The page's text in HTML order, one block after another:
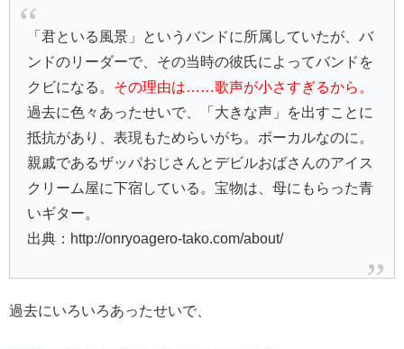
「君といる風景」というバンドに所属していたが、バ
ンドのリーダーで、その当時の彼氏によってバンドを
クビになる。 その理由は……歌声が小さすぎるから。
過去に色々あったせいで、「大きな声」を出すことに
抵抗があり、表現もためらいがち。ボーカルなのに。
親戚であるザッパおじさんとデビルおばさんのアイス
クリーム屋に下宿している。宝物は、母にもらった青
いギター。
出典：http://onryoagero-tako.com/about/
過去にいろいろあったせいで、